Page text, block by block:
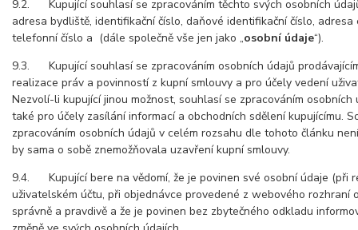
9.2. Kupující souhlasí se zpracováním těchto svých osobních
adresa bydliště, identifikační číslo, daňové identifikační číslo,
telefonní číslo a (dále společně vše jen jako „osobní údaje“).
9.3. Kupující souhlasí se zpracováním osobních údajů
realizace práv a povinností z kupní smlouvy a pro účely vedení
Nezvolí-li kupující jinou možnost, souhlasí se zpracováním osobních
také pro účely zasílání informací a obchodních sdělení kupujícímu.
zpracováním osobních údajů v celém rozsahu dle tohoto článku
by sama o sobě znemožňovala uzavření kupní smlouvy.
9.4. Kupující bere na vědomí, že je povinen své osobní údaje (při
uživatelském účtu, při objednávce provedené z webového rozhraní
správně a pravdivě a že je povinen bez zbytečného odkladu